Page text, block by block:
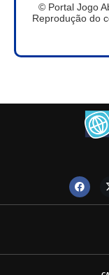
© Portal Jogo
Reprodução do